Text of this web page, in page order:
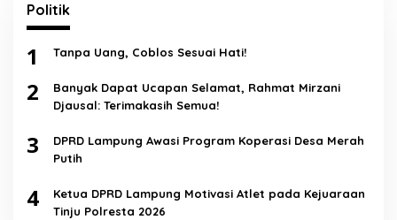
Politik
1 Tanpa Uang, Coblos Sesuai Hati!
2
Banyak Dapat Ucapan Selamat, Rahmat Mirzani
Djausal: Terimakasih Semua!
3
DPRD Lampung Awasi Program Koperasi Desa Merah
Putih
4
Ketua DPRD Lampung Motivasi Atlet pada Kejuaraan
Tinju Polresta 2026